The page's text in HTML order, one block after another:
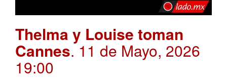
Thelma y Louise toman
Cannes. 11 de Mayo, 2026
19:00